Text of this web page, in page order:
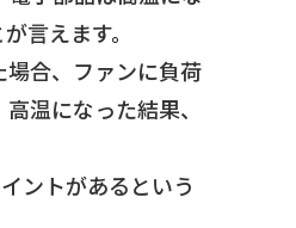
言えます。
場合、ファンに負荷
温になった結果、
ントがあるという